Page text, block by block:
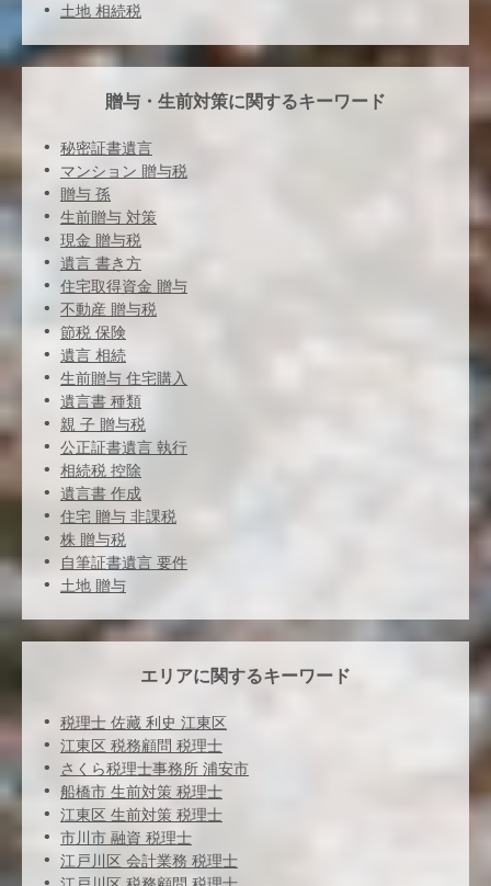
土地 相続税
贈与・生前対策に関するキーワード
秘密証書遺言
マンション 贈与税
贈与 孫
生前贈与 対策
現金 贈与税
遺言 書き方
住宅取得資金 贈与
不動産 贈与税
節税 保険
遺言 相続
生前贈与 住宅購入
遺言書 種類
親 子 贈与税
公正証書遺言 執行
相続税 控除
遺言書 作成
住宅 贈与 非課税
株 贈与税
自筆証書遺言 要件
土地 贈与
エリアに関するキーワード
税理士 佐藏 利史 江東区
江東区 税務顧問 税理士
さくら税理士事務所 浦安市
船橋市 生前対策 税理士
江東区 生前対策 税理士
市川市 融資 税理士
江戸川区 会計業務 税理士